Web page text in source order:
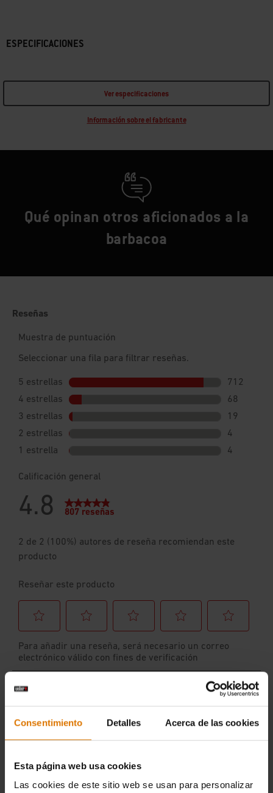
Consentimiento Detalles Acerca de las cookies
Esta página web usa cookies
Las cookies de este sitio web se usan para personalizar
ESPECIFICACIONES
Ver especificaciones
Información sobre el fabricante
Qué opinan otros aficionados a la
barbacoa